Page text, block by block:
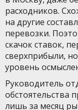
расходников.
на другие
перевозки.
скачок ставок,
сверхприбыли,
уровень
Руководитель
обстоятельства
лишь за месяц